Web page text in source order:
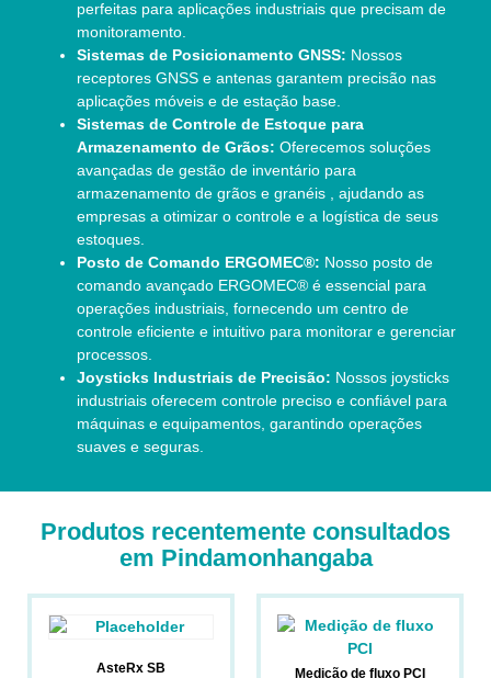
perfeitas para aplicações industriais que precisam de
monitoramento.
Sistemas de Posicionamento GNSS: Nossos
receptores GNSS e antenas garantem precisão nas
aplicações móveis e de estação base.
Sistemas de Controle de Estoque para
Armazenamento de Grãos: Oferecemos soluções
avançadas de gestão de inventário para
armazenamento de grãos e granéis , ajudando as
empresas a otimizar o controle e a logística de seus
estoques.
Posto de Comando ERGOMEC®: Nosso posto de
comando avançado ERGOMEC® é essencial para
operações industriais, fornecendo um centro de
controle eficiente e intuitivo para monitorar e gerenciar
processos.
Joysticks Industriais de Precisão: Nossos joysticks
industriais oferecem controle preciso e confiável para
máquinas e equipamentos, garantindo operações
suaves e seguras.
Produtos recentemente consultados
em Pindamonhangaba
AsteRx SB Medição de fluxo PCI